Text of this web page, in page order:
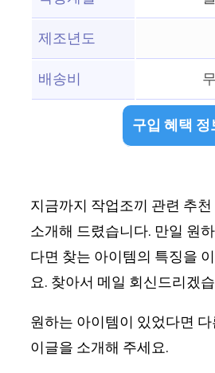
제조년도
배송비
구입 혜택 정
지금까지 작업조끼 관련 추
소개해 드렸습니다. 만일 원
다면 찾는 아이템의 특징을
요. 찾아서 메일 회신드리겠
원하는 아이템이 있었다면
이글을 소개해 주세요.